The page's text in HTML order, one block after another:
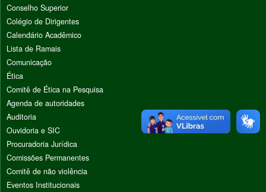
Conselho Superior
Colégio de Dirigentes
Calendário Acadêmico
Lista de Ramais
Comunicação
Ética
Comitê de Ética na Pesquisa
Agenda de autoridades
Auditoria
Ouvidoria e SIC
Procuradoria Jurídica
Comissões Permanentes
Comitê de não violência
Eventos Institucionais